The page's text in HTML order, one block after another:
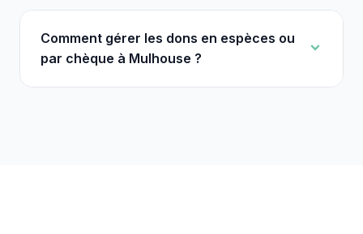
Comment gérer les dons en espèces ou
par chèque à Mulhouse ?